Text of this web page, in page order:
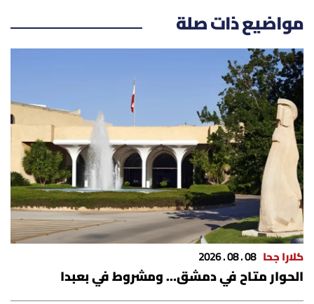
مواضيع ذات صلة
كلارا جحا 08 . 08 . 2026
الحوار متاح في دمشق… ومشروط في بعبدا